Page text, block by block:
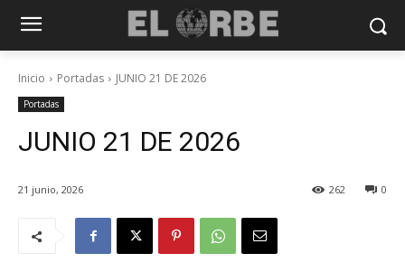
Inicio Portadas JUNIO 21 DE 2026
Portadas
JUNIO 21 DE 2026
21 junio, 2026 0
262